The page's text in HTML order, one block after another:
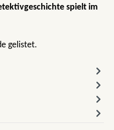
spielt im
gelistet.